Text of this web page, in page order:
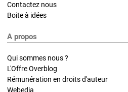
Contactez nous
Boite à idées
A propos
Qui sommes nous ?
L'Offre Overblog
Rémunération en droits d'auteur
Webedia